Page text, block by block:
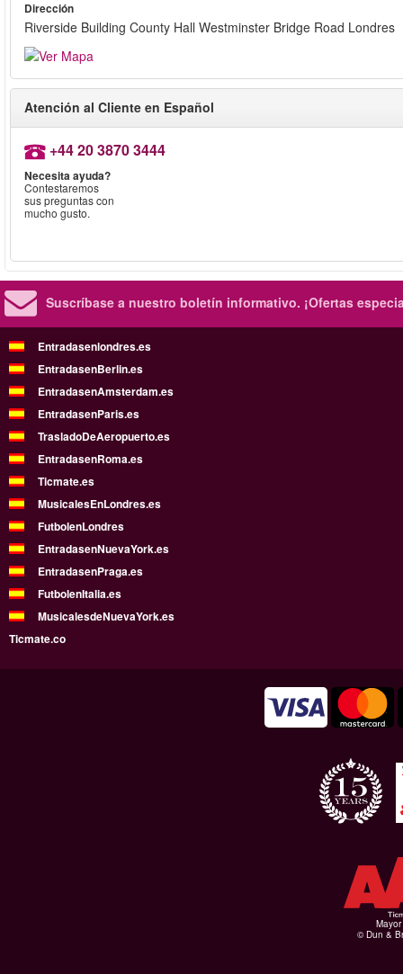
Dirección
Riverside Building County Hall Westminster Bridge Road Londres
Atención al Cliente en Español
+44 20 3870 3444
Necesita ayuda?
Contestaremos
sus preguntas con
mucho gusto.
Suscríbase a nuestro boletín informativo. ¡Ofertas
Entradasenlondres.es
EntradasenBerlin.es
EntradasenAmsterdam.es
EntradasenParis.es
TrasladoDeAeropuerto.es
EntradasenRoma.es
Ticmate.es
MusicalesEnLondres.es
FutbolenLondres
EntradasenNuevaYork.es
EntradasenPraga.es
FutbolenItalia.es
MusicalesdeNuevaYork.es
Ticmate.co
© Dun &